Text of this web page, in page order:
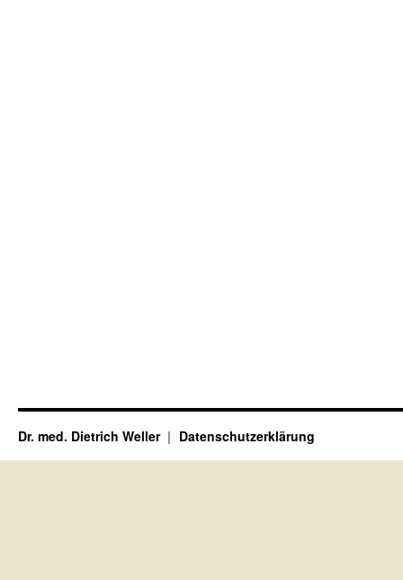
Dr. med. Dietrich Weller Datenschutzerklärung